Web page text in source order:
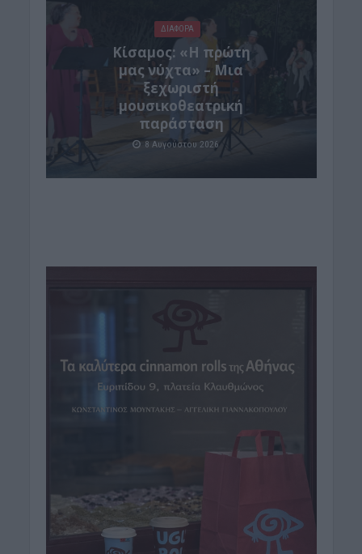
ΔΙΆΦΟΡΑ
Κίσαμος: «Η πρώτη
μας νύχτα» – Μια
ξεχωριστή
μουσικοθεατρική
παράσταση
8 Αυγούστου 2026